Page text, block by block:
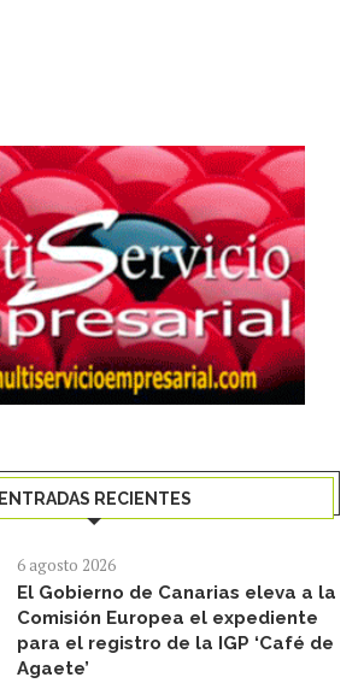
ENTRADAS RECIENTES
6 agosto 2026
El Gobierno de Canarias eleva a la
Comisión Europea el expediente
para el registro de la IGP ‘Café de
Agaete’